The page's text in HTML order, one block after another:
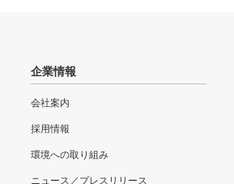
企業情報
会社案内
採用情報
環境への取り組み
ニュース／プレスリリース